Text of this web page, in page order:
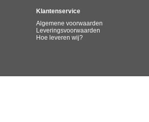
Klantenservice
Algemene voorwaarden
Leveringsvoorwaarden
Hoe leveren wij?